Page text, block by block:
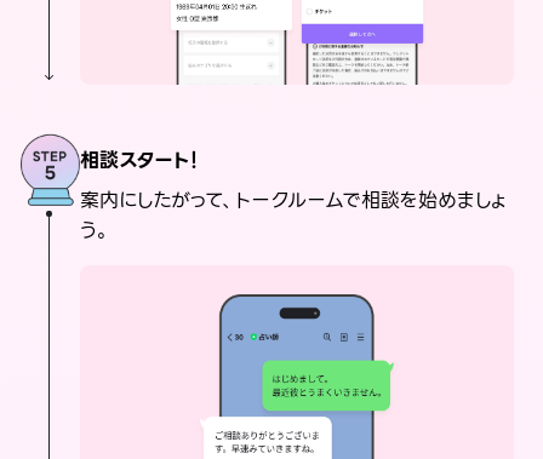
相談スタート！
案内にしたがって、トークルームで相談を始めましょ
う。